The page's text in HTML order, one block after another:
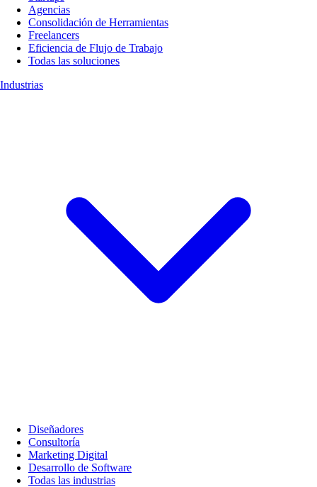
Agencias
Consolidación de Herramientas
Freelancers
Eficiencia de Flujo de Trabajo
Todas las soluciones
Industrias
Diseñadores
Consultoría
Marketing Digital
Desarrollo de Software
Todas las industrias